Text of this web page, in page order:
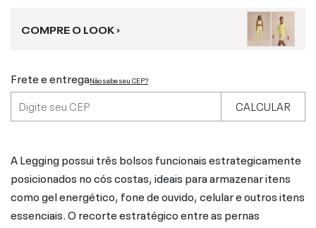
COMPRE O LOOK ›
Frete e entregaNão sabe seu CEP?
CALCULAR
A Legging possui três bolsos funcionais estrategicamente
posicionados no cós costas, ideais para armazenar itens
como gel energético, fone de ouvido, celular e outros itens
essenciais. O recorte estratégico entre as pernas